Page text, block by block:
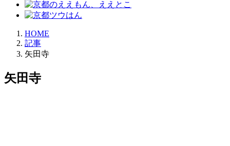
HOME
記事
矢田寺
矢田寺